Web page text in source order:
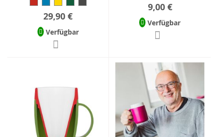
29,90 €
Verfügbar
9,00 €
Verfügbar